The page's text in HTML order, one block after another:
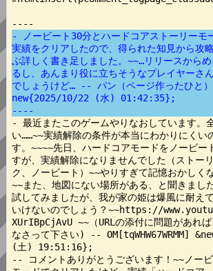
- ノービート30分とハードコアストーリーモ
実績をクリアしたので、得られた知見から攻
ぶ詳しく書き足しました。~~…リリースから
るし、あんまり役に立ちそうなプレイヤーさ
でしょうけど… -- パン（ページ作ったひと
new{2025/10/22 (水) 01:42:35};
----
- 最近またこのゲームやりなおしています。
い……~~実績解除の条件が本当にわかりにくい
す。~~~~先日、ハードコアモードをノービー
すが、実績解除になりませんでした（ストー
ク、ノービート）~~やりすぎて記憶おかしく
~~また、地図にない場所がある、と聞きまし
試してみましたが、我が家の姫は爆風に耐え
いけないのでしょう？~~https://
XUrIBpCjAvU ~~（URLの添付に問題があれ
なさって下さい) -- OM[tqWHW67WRMM]
(土) 19:51:16};
-- コメントありがとうございます！~~ノー